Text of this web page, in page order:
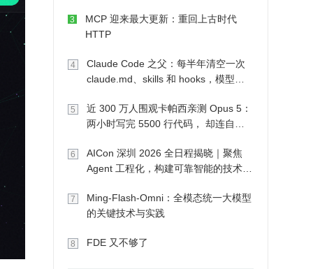
3
MCP 迎来最大更新：重回上古时代
HTTP
4
Claude Code 之父：每半年清空一次
claude.md、skills 和 hooks，模型自
5
近 300 万人围观卡帕西亲测 Opus 5：
两小时写完 5500 行代码， 却连自己
6
AICon 深圳 2026 全日程揭晓｜聚焦
Agent 工程化，构建可靠智能的技术路
7
Ming-Flash-Omni：全模态统一大模型
的关键技术与实践
8 FDE 又不够了